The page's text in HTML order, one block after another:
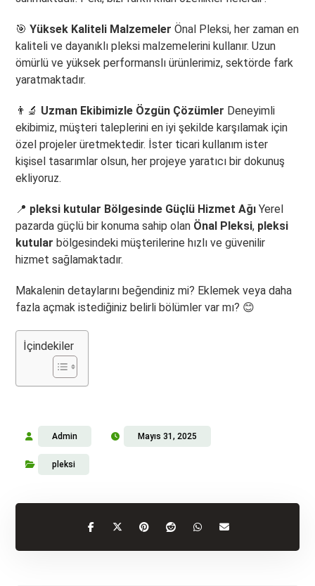
🎯Yüksek Kaliteli Malzemeler Önal Pleksi, her zaman en
kaliteli ve dayanıklı pleksi malzemelerini kullanır. Uzun
ömürlü ve yüksek performanslı ürünlerimiz, sektörde fark
yaratmaktadır.
👨‍🔬 Uzman Ekibimizle Özgün Çözümler Deneyimli
ekibimiz, müşteri taleplerini en iyi şekilde karşılamak için
özel projeler üretmektedir. İster ticari kullanım ister
kişisel tasarımlar olsun, her projeye yaratıcı bir dokunuş
ekliyoruz.
📍 pleksi kutular Bölgesinde Güçlü Hizmet Ağı Yerel
pazarda güçlü bir konuma sahip olan Önal Pleksi, pleksi
kutular bölgesindeki müşterilerine hızlı ve güvenilir
hizmet sağlamaktadır.
Makalenin detaylarını beğendiniz mi? Eklemek veya daha
fazla açmak istediğiniz belirli bölümler var mı? 😊
İçindekiler
Admin Mayıs 31, 2025
pleksi